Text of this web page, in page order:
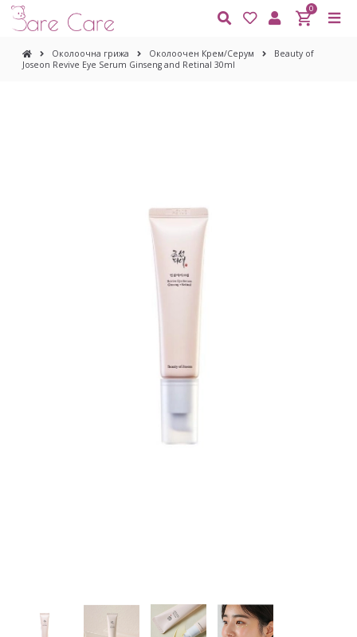
0
Околоочна грижа Околоочен Крем/Серум
Beauty of
Joseon Revive Eye Serum Ginseng and Retinal 30ml